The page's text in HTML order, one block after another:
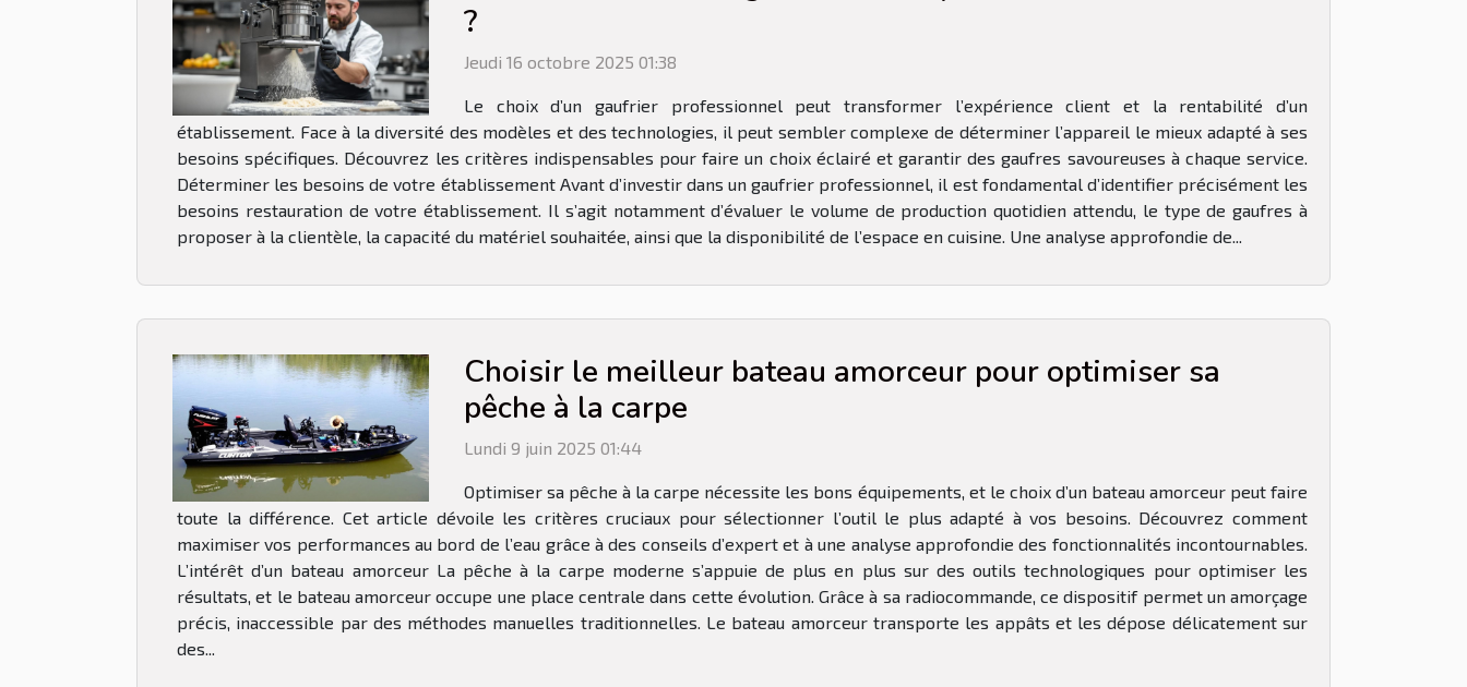
?
Jeudi 16 octobre 2025 01:38
Le choix d’un gaufrier professionnel peut transformer l’expérience client et la rentabilité d’un
établissement. Face à la diversité des modèles et des technologies, il peut sembler complexe de déterminer l’appareil le mieux adapté à ses
besoins spécifiques. Découvrez les critères indispensables pour faire un choix éclairé et garantir des gaufres savoureuses à chaque service.
Déterminer les besoins de votre établissement Avant d’investir dans un gaufrier professionnel, il est fondamental d’identifier précisément les
besoins restauration de votre établissement. Il s’agit notamment d’évaluer le volume de production quotidien attendu, le type de gaufres à
proposer à la clientèle, la capacité du matériel souhaitée, ainsi que la disponibilité de l’espace en cuisine. Une analyse approfondie de...
Choisir le meilleur bateau amorceur pour optimiser sa
pêche à la carpe
Lundi 9 juin 2025 01:44
Optimiser sa pêche à la carpe nécessite les bons équipements, et le choix d’un bateau amorceur peut faire
toute la différence. Cet article dévoile les critères cruciaux pour sélectionner l’outil le plus adapté à vos besoins. Découvrez comment
maximiser vos performances au bord de l’eau grâce à des conseils d’expert et à une analyse approfondie des fonctionnalités incontournables.
L’intérêt d’un bateau amorceur La pêche à la carpe moderne s’appuie de plus en plus sur des outils technologiques pour optimiser les
résultats, et le bateau amorceur occupe une place centrale dans cette évolution. Grâce à sa radiocommande, ce dispositif permet un amorçage
précis, inaccessible par des méthodes manuelles traditionnelles. Le bateau amorceur transporte les appâts et les dépose délicatement sur
des...